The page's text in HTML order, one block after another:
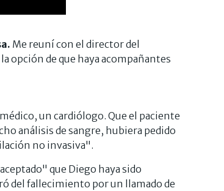
Me reuní con el director del
opción de que haya acompañantes
un cardiólogo. Que el paciente
análisis de sangre, hubiera pedido
no invasiva".
que Diego haya sido
del fallecimiento por un llamado de